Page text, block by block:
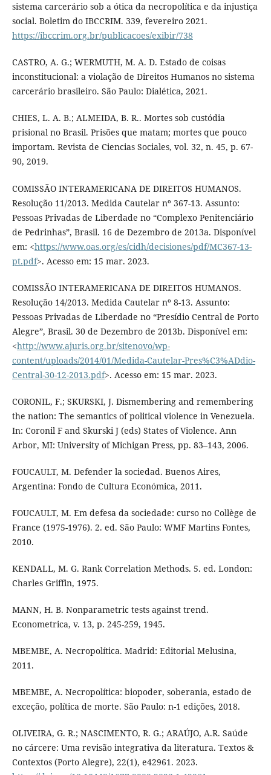
sistema carcerário sob a ótica da necropolítica e da injustiça
social. Boletim do IBCCRIM. 339, fevereiro 2021.
https://ibccrim.org.br/publicacoes/exibir/738
CASTRO, A. G.; WERMUTH, M. A. D. Estado de coisas
inconstitucional: a violação de Direitos Humanos no sistema
carcerário brasileiro. São Paulo: Dialética, 2021.
CHIES, L. A. B.; ALMEIDA, B. R.. Mortes sob custódia
prisional no Brasil. Prisões que matam; mortes que pouco
importam. Revista de Ciencias Sociales, vol. 32, n. 45, p. 67-
90, 2019.
COMISSÃO INTERAMERICANA DE DIREITOS HUMANOS.
Resolução 11/2013. Medida Cautelar nº 367-13. Assunto:
Pessoas Privadas de Liberdade no “Complexo Penitenciário
de Pedrinhas”, Brasil. 16 de Dezembro de 2013a. Disponível
em: <https://www.oas.org/es/cidh/decisiones/pdf/MC367-13-
pt.pdf>. Acesso em: 15 mar. 2023.
COMISSÃO INTERAMERICANA DE DIREITOS HUMANOS.
Resolução 14/2013. Medida Cautelar nº 8-13. Assunto:
Pessoas Privadas de Liberdade no “Presídio Central de Porto
Alegre”, Brasil. 30 de Dezembro de 2013b. Disponível em:
<http://www.ajuris.org.br/sitenovo/wp-
content/uploads/2014/01/Medida-Cautelar-Pres%C3%ADdio-
Central-30-12-2013.pdf>. Acesso em: 15 mar. 2023.
CORONIL, F.; SKURSKI, J. Dismembering and remembering
the nation: The semantics of political violence in Venezuela.
In: Coronil F and Skurski J (eds) States of Violence. Ann
Arbor, MI: University of Michigan Press, pp. 83–143, 2006.
FOUCAULT, M. Defender la sociedad. Buenos Aires,
Argentina: Fondo de Cultura Económica, 2011.
FOUCAULT, M. Em defesa da sociedade: curso no Collège de
France (1975-1976). 2. ed. São Paulo: WMF Martins Fontes,
2010.
KENDALL, M. G. Rank Correlation Methods. 5. ed. London:
Charles Griffin, 1975.
MANN, H. B. Nonparametric tests against trend.
Econometrica, v. 13, p. 245-259, 1945.
MBEMBE, A. Necropolítica. Madrid: Editorial Melusina,
2011.
MBEMBE, A. Necropolítica: biopoder, soberania, estado de
exceção, política de morte. São Paulo: n-1 edições, 2018.
OLIVEIRA, G. R.; NASCIMENTO, R. G.; ARAÚJO, A.R. Saúde
no cárcere: Uma revisão integrativa da literatura. Textos &
Contextos (Porto Alegre), 22(1), e42961. 2023.